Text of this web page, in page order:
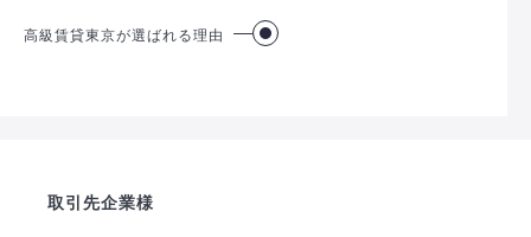
高級賃貸東京が選ばれる理由
取引先企業様